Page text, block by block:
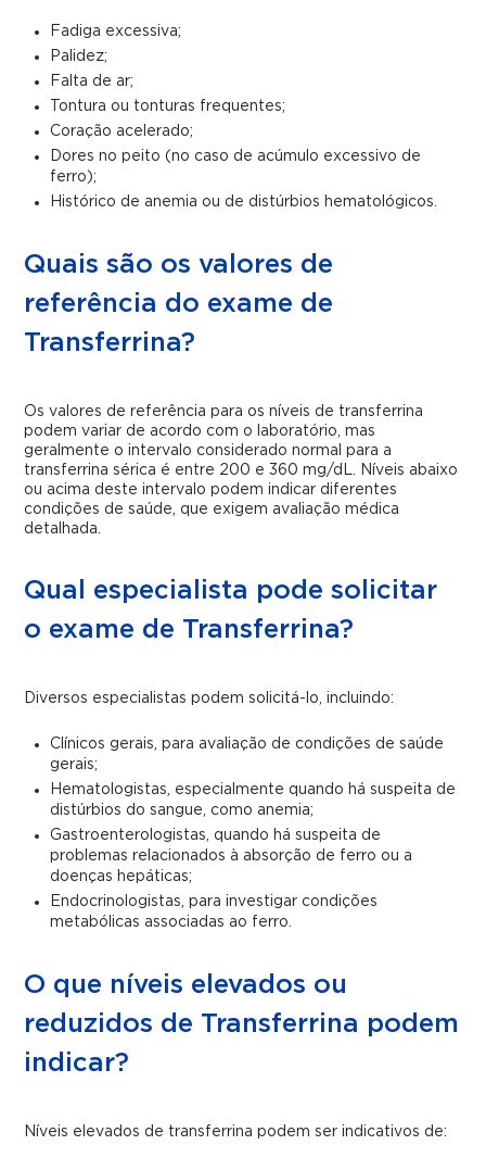
Fadiga excessiva;
Palidez;
Falta de ar;
Tontura ou tonturas frequentes;
Coração acelerado;
Dores no peito (no caso de acúmulo excessivo de
ferro);
Histórico de anemia ou de distúrbios hematológicos.
Quais são os valores de
referência do exame de
Transferrina?
Os valores de referência para os níveis de transferrina
podem variar de acordo com o laboratório, mas
geralmente o intervalo considerado normal para a
transferrina sérica é entre 200 e 360 mg/dL. Níveis abaixo
ou acima deste intervalo podem indicar diferentes
condições de saúde, que exigem avaliação médica
detalhada.
Qual especialista pode solicitar
o exame de Transferrina?
Diversos especialistas podem solicitá-lo, incluindo:
Clínicos gerais, para avaliação de condições de saúde
gerais;
Hematologistas, especialmente quando há suspeita de
distúrbios do sangue, como anemia;
Gastroenterologistas, quando há suspeita de
problemas relacionados à absorção de ferro ou a
doenças hepáticas;
Endocrinologistas, para investigar condições
metabólicas associadas ao ferro.
O que níveis elevados ou
reduzidos de Transferrina podem
indicar?
Níveis elevados de transferrina podem ser indicativos de: